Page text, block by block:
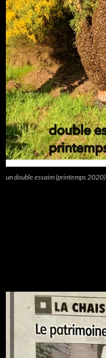
un double essaim (printemps 2020)